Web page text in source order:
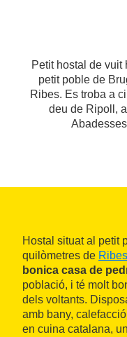
Petit hostal de vuit
petit poble de
Ribes. Es troba a
deu de Ripoll,
Hostal situat al petit
quilòmetres de
bonica casa de
població, i té molt
dels voltants.
amb bany,
en cuina catalana,